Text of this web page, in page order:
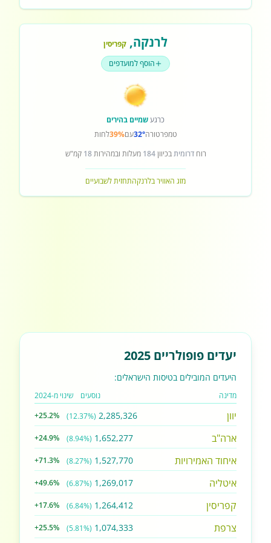
לרנקה, קפריסין
הוסף למועדפים
כרגעשמיים בהירים
טמפרטורה32°עם39%לחות
רוחדרומיתבכיוון184 מעלות ובמהירות18 קמ"ש
מזג האוויר בלרנקהתחזית לשבועיים
יעדים פופולריים 2025
היעדים המובילים בטיסות הישראלים:
מדינה נוסעים שינוי מ-2024
יוון 2,285,326
(12.37%)
+25.2%
ארה"ב 1,652,277
(8.94%)
+24.9%
איחוד האמירויות 1,527,770
(8.27%)
+71.3%
איטליה 1,269,017
(6.87%)
+49.6%
קפריסין 1,264,412
(6.84%)
+17.6%
צרפת 1,074,333
(5.81%)
+25.5%